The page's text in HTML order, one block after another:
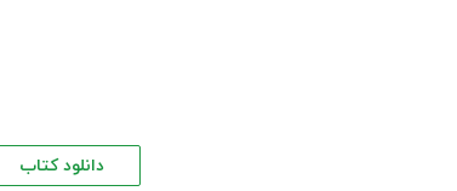
دانلود کتاب